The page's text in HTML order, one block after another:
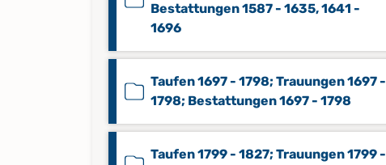
Bestattungen 1587 - 1635, 1641 -
1696
Taufen 1697 - 1798; Trauungen 1697 -
1798; Bestattungen 1697 - 1798
Taufen 1799 - 1827; Trauungen 1799 -